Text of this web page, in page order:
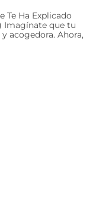
Te Ha Explicado
Imagínate que tu
acogedora. Ahora,